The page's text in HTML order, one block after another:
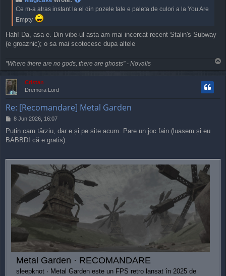
Ce m-a atras instant la el din pozele tale e paleta de culori a la You Are
Empty
Hah! Da, asa e. Din vibe-ul asta am mai incercat recent Stalin's Subway
(e groaznic); o sa mai scotocesc dupa altele
"Where there are no gods, there are ghosts" - Novalis
Cristan
Dremora Lord
Re: [Recomandare] Metal Garden
P
s
t
8 Jun 2026, 16:07
Puțin cam târziu, dar e și pe site acum. Pare un joc fain (luasem și eu
BABBDI că e gratis):
Metal Garden · RECOMANDARE
sleepknot · Metal Garden este un FPS retro lansat în 2025 de